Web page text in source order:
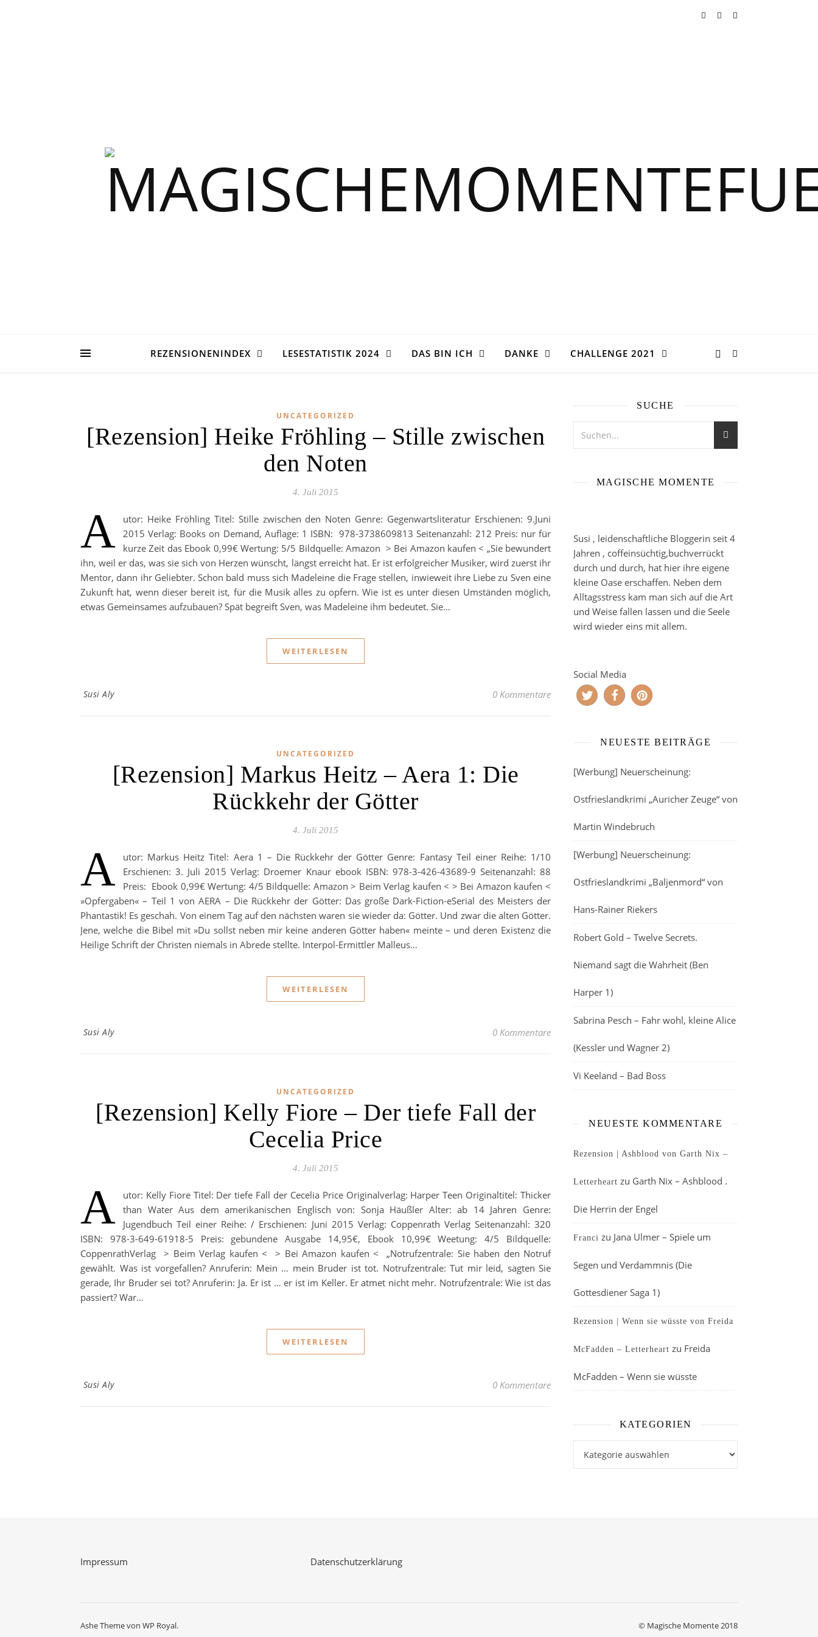
REZENSIONENINDEX LESESTATISTIK 2024 DAS BIN ICH DANKE CHALLENGE 2021
UNCATEGORIZED
[Rezension] Heike Fröhling – Stille zwischen
den Noten
4. Juli 2015
A
utor: Heike Fröhling Titel: Stille zwischen den Noten Genre: Gegenwartsliteratur Erschienen: 9.Juni
2015 Verlag: Books on Demand, Auflage: 1 ISBN: 978-3738609813 Seitenanzahl: 212 Preis: nur für
kurze Zeit das Ebook 0,99€ Wertung: 5/5 Bildquelle: Amazon > Bei Amazon kaufen < „Sie bewundert
ihn, weil er das, was sie sich von Herzen wünscht, längst erreicht hat. Er ist erfolgreicher Musiker, wird zuerst ihr
Mentor, dann ihr Geliebter. Schon bald muss sich Madeleine die Frage stellen, inwieweit ihre Liebe zu Sven eine
Zukunft hat, wenn dieser bereit ist, für die Musik alles zu opfern. Wie ist es unter diesen Umständen möglich,
etwas Gemeinsames aufzubauen? Spät begreift Sven, was Madeleine ihm bedeutet. Sie…
WEITERLESEN
Susi Aly 0 Kommentare
UNCATEGORIZED
[Rezension] Markus Heitz – Aera 1: Die
Rückkehr der Götter
4. Juli 2015
A
utor: Markus Heitz Titel: Aera 1 – Die Rückkehr der Götter Genre: Fantasy Teil einer Reihe: 1/10
Erschienen: 3. Juli 2015 Verlag: Droemer Knaur ebook ISBN: 978-3-426-43689-9 Seitenanzahl: 88
Preis: Ebook 0,99€ Wertung: 4/5 Bildquelle: Amazon > Beim Verlag kaufen < > Bei Amazon kaufen <
»Opfergaben« – Teil 1 von AERA – Die Rückkehr der Götter: Das große Dark-Fiction-eSerial des Meisters der
Phantastik! Es geschah. Von einem Tag auf den nächsten waren sie wieder da: Götter. Und zwar die alten Götter.
Jene, welche die Bibel mit »Du sollst neben mir keine anderen Götter haben« meinte – und deren Existenz die
Heilige Schrift der Christen niemals in Abrede stellte. Interpol-Ermittler Malleus…
WEITERLESEN
Susi Aly 0 Kommentare
UNCATEGORIZED
[Rezension] Kelly Fiore – Der tiefe Fall der
Cecelia Price
4. Juli 2015
A
utor: Kelly Fiore Titel: Der tiefe Fall der Cecelia Price Originalverlag: Harper Teen Originaltitel: Thicker
than Water Aus dem amerikanischen Englisch von: Sonja Häußler Alter: ab 14 Jahren Genre:
Jugendbuch Teil einer Reihe: / Erschienen: Juni 2015 Verlag: Coppenrath Verlag Seitenanzahl: 320
ISBN: 978-3-649-61918-5 Preis: gebundene Ausgabe 14,95€, Ebook 10,99€ Weetung: 4/5 Bildquelle:
CoppenrathVerlag > Beim Verlag kaufen < > Bei Amazon kaufen < „Notrufzentrale: Sie haben den Notruf
gewählt. Was ist vorgefallen? Anruferin: Mein … mein Bruder ist tot. Notrufzentrale: Tut mir leid, sagten Sie
gerade, Ihr Bruder sei tot? Anruferin: Ja. Er ist … er ist im Keller. Er atmet nicht mehr. Notrufzentrale: Wie ist das
passiert? War…
WEITERLESEN
Susi Aly 0 Kommentare
SUCHE
MAGISCHE MOMENTE
Susi , leidenschaftliche Bloggerin seit 4
Jahren , coffeinsüchtig,buchverrückt
durch und durch, hat hier ihre eigene
kleine Oase erschaffen. Neben dem
Alltagsstress kam man sich auf die Art
und Weise fallen lassen und die Seele
wird wieder eins mit allem.
Social Media
NEUESTE BEITRÄGE
[Werbung] Neuerscheinung:
Ostfrieslandkrimi „Auricher Zeuge“ von
Martin Windebruch
[Werbung] Neuerscheinung:
Ostfrieslandkrimi „Baljenmord“ von
Hans-Rainer Riekers
Robert Gold – Twelve Secrets.
Niemand sagt die Wahrheit (Ben
Harper 1)
Sabrina Pesch – Fahr wohl, kleine Alice
(Kessler und Wagner 2)
Vi Keeland – Bad Boss
NEUESTE KOMMENTARE
Rezension | Ashblood von Garth Nix –
Letterheart zu Garth Nix – Ashblood .
Die Herrin der Engel
Franci zu Jana Ulmer – Spiele um
Segen und Verdammnis (Die
Gottesdiener Saga 1)
Rezension | Wenn sie wüsste von Freida
McFadden – Letterheart zu Freida
McFadden – Wenn sie wüsste
KATEGORIEN
Impressum Datenschutzerklärung
© Magische Momente 2018
Ashe Theme von WP Royal.